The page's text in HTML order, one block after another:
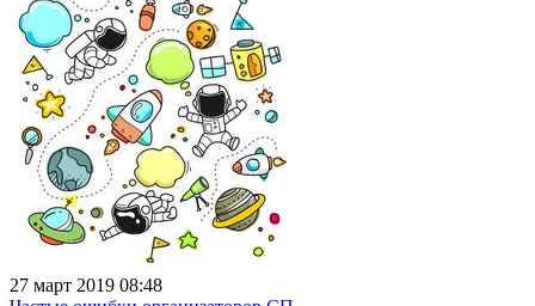
27 март 2019 08:48